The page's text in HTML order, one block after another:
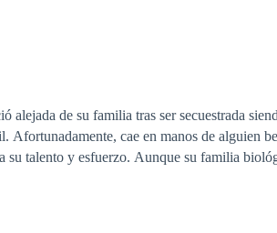
alejada de su familia tras ser secuestrada
Afortunadamente, cae en manos de alguien
su talento y esfuerzo. Aunque su familia
obstaculiza su camino, robándole